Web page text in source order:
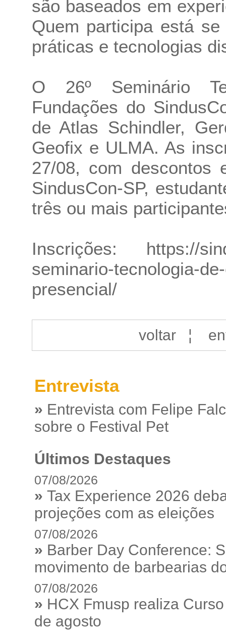
são baseados em
Quem participa está
práticas e tecnologias
O 26º Seminário
Fundações do
de Atlas Schindler,
Geofix e ULMA. As
27/08, com descontos
SindusCon-SP,
três ou mais
Inscrições: https://
seminario-tecnologia-
presencial/
voltar¦
Entrevista
» Entrevista com Felipe
sobre o Festival Pet
Últimos Destaques
07/08/2026
» Tax Experience 2026
projeções com as eleições
07/08/2026
» Barber Day Conference:
movimento de barbearias
07/08/2026
» HCX Fmusp realiza
de agosto